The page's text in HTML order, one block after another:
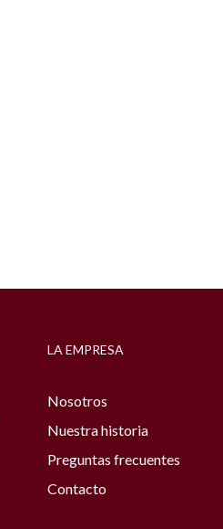
LA EMPRESA
Nosotros
Nuestra historia
Preguntas frecuentes
Contacto